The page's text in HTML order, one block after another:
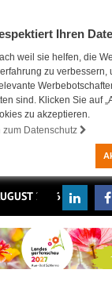
Ihren
weil sie helfen, die
zu verbessern,
sind. Klicken Sie auf
zu akzeptieren.
Datenschutz
2026